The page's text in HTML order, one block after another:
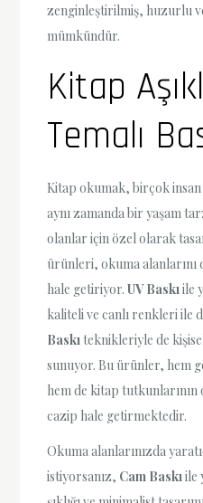
zenginleştirilmiş, huzurlu
mümkündür.
Kitap
Temalı
Kitap okumak, birçok
aynı zamanda bir yaşam
olanlar için özel olarak
ürünleri, okuma alanlarını
hale getiriyor.UV Baskı ile
kaliteli ve canlı renkleri ile
Baskı teknikleriyle de
sunuyor. Bu ürünler, hem
hem de kitap tutkunlarının
cazip hale getirmektedir.
Okuma alanlarınızda
istiyorsanız, Cam Baskıile